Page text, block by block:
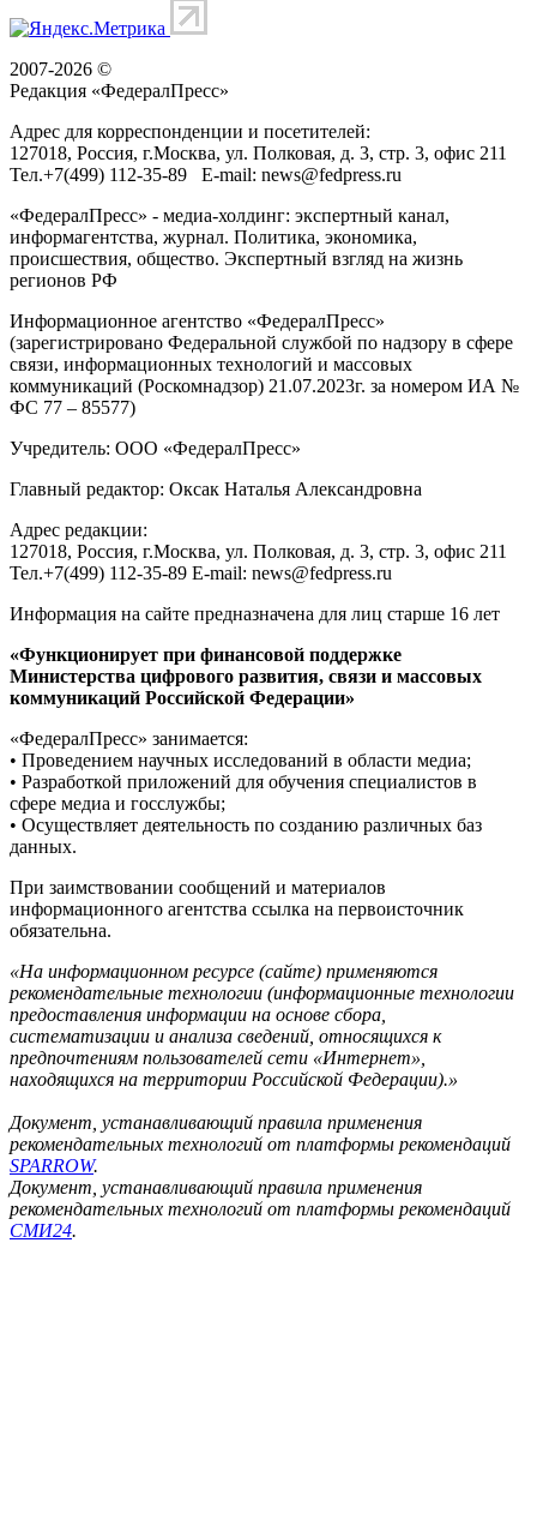
2007-2026 ©
Редакция «ФедералПресс»
Адрес для корреспонденции и посетителей:
127018, Россия, г.Москва, ул. Полковая, д. 3, стр. 3, офис 211
Тел.+7(499) 112-35-89 E-mail: news@fedpress.ru
«ФедералПресс» - медиа-холдинг: экспертный канал,
информагентства, журнал. Политика, экономика,
происшествия, общество. Экспертный взгляд на жизнь
регионов РФ
Информационное агентство «ФедералПресс»
(зарегистрировано Федеральной службой по надзору в сфере
связи, информационных технологий и массовых
коммуникаций (Роскомнадзор) 21.07.2023г. за номером ИА №
ФС 77 – 85577)
Учредитель: ООО «ФедералПресс»
Главный редактор: Оксак Наталья Александровна
Адрес редакции:
127018, Россия, г.Москва, ул. Полковая, д. 3, стр. 3, офис 211
Тел.+7(499) 112-35-89 E-mail: news@fedpress.ru
Информация на сайте предназначена для лиц старше 16 лет
«Функционирует при финансовой поддержке
Министерства цифрового развития, связи и массовых
коммуникаций Российской Федерации»
«ФедералПресс» занимается:
• Проведением научных исследований в области медиа;
• Разработкой приложений для обучения специалистов в
сфере медиа и госслужбы;
• Осуществляет деятельность по созданию различных баз
данных.
При заимствовании сообщений и материалов
информационного агентства ссылка на первоисточник
обязательна.
«На информационном ресурсе (сайте) применяются
рекомендательные технологии (информационные технологии
предоставления информации на основе сбора,
систематизации и анализа сведений, относящихся к
предпочтениям пользователей сети «Интернет»,
находящихся на территории Российской Федерации).»
Документ, устанавливающий правила применения
рекомендательных технологий от платформы рекомендаций
SPARROW.
Документ, устанавливающий правила применения
рекомендательных технологий от платформы рекомендаций
СМИ24.